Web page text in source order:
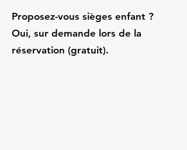
Proposez-vous sièges enfant ?
Oui, sur demande lors de la
réservation (gratuit).